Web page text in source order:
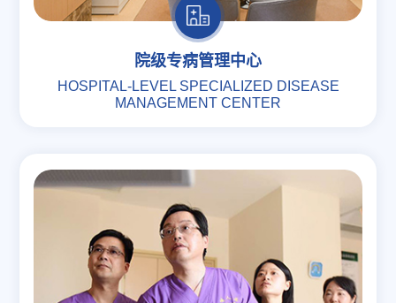
院级专病管理中心
HOSPITAL-LEVEL SPECIALIZED DISEASE
MANAGEMENT CENTER